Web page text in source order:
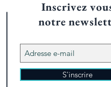
Inscrivez
notre
S'inscrire